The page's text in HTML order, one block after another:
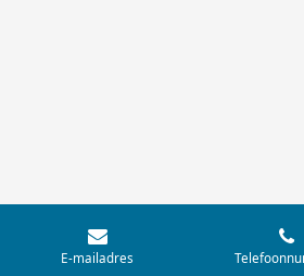
E-mailadres